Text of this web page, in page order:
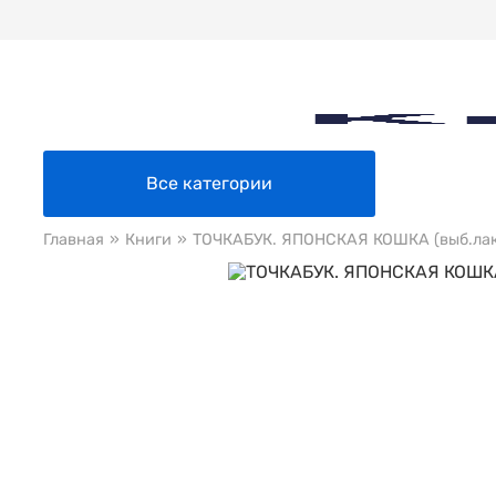
Все категории
Главная » Книги » ТОЧКАБУК. ЯПОНСКАЯ КОШКА